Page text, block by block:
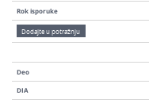
Rok isporuke
Dodajte u potražnju
Deo
DIA